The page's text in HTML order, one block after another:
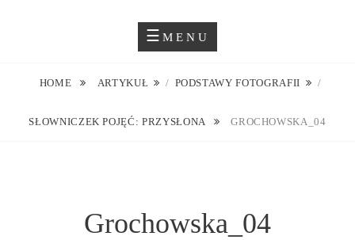
JUSTYNA EWA GROCHOWSKA
MENU
HOME ARTYKUŁ / PODSTAWY FOTOGRAFII /
SŁOWNICZEK POJĘĆ: PRZYSŁONA GROCHOWSKA_04
Grochowska_04